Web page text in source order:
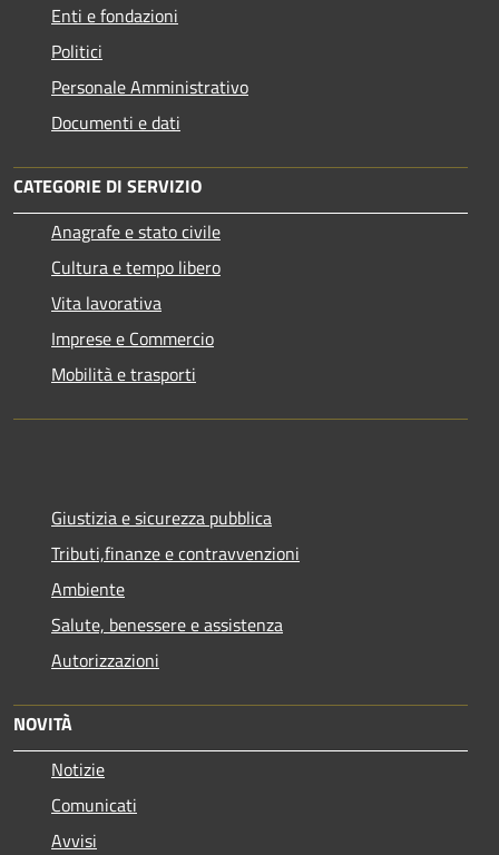
Enti e fondazioni
Politici
Personale Amministrativo
Documenti e dati
CATEGORIE DI SERVIZIO
Anagrafe e stato civile
Cultura e tempo libero
Vita lavorativa
Imprese e Commercio
Mobilità e trasporti
Giustizia e sicurezza pubblica
Tributi,finanze e contravvenzioni
Ambiente
Salute, benessere e assistenza
Autorizzazioni
NOVITÀ
Notizie
Comunicati
Avvisi